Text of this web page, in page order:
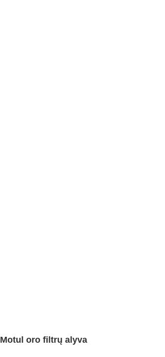
Motul oro filtrų alyva